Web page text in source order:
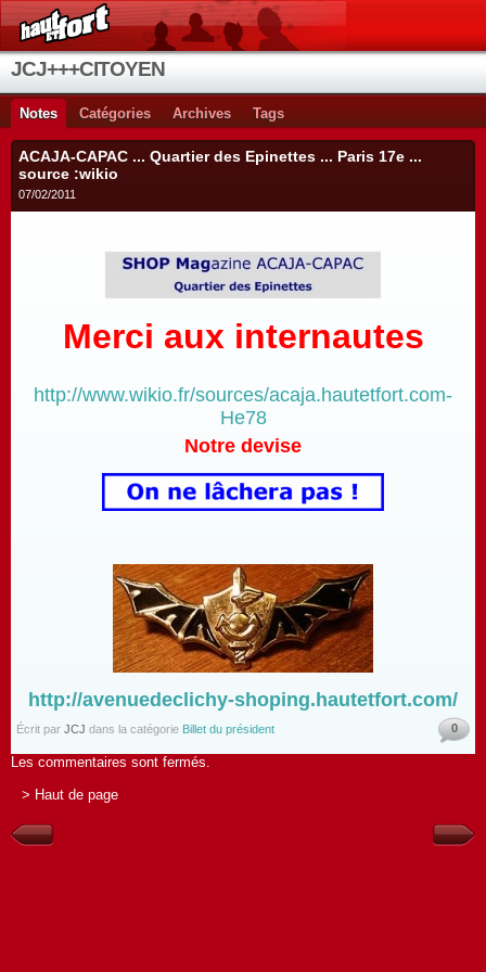
JCJ+++CITOYEN
Notes Catégories Archives Tags
ACAJA-CAPAC ... Quartier des Epinettes ... Paris 17e ...
source :wikio
07/02/2011
Merci aux internautes
http://www.wikio.fr/sources/acaja.hautetfort.com-
He78
Notre devise
http://avenuedeclichy-shoping.hautetfort.com/
Écrit par JCJ dans la catégorie Billet du président 0
Les commentaires sont fermés.
> Haut de page